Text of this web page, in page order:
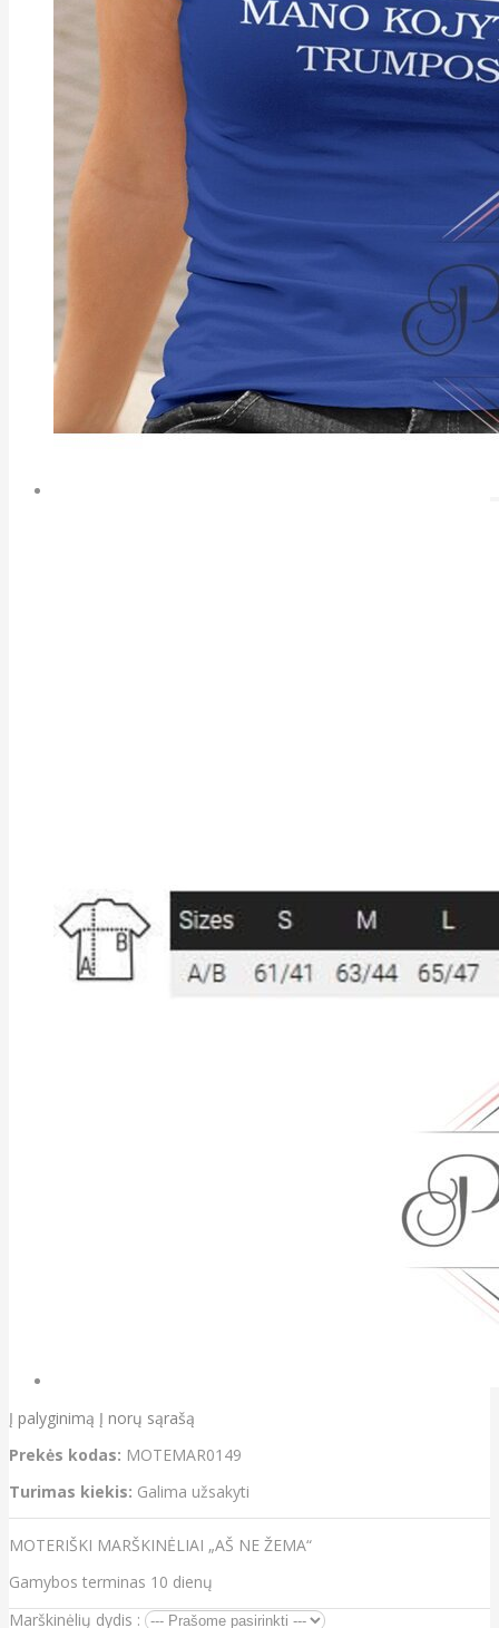
Į palyginimą Į norų sąrašą
Prekės kodas: MOTEMAR0149
Turimas kiekis: Galima užsakyti
MOTERIŠKI MARŠKINĖLIAI „AŠ NE ŽEMA“
Gamybos terminas 10 dienų
Marškinėlių dydis :